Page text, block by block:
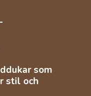
som
stil och